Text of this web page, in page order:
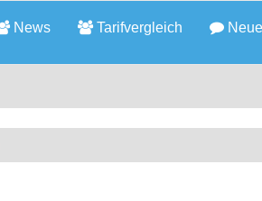
News Tarifvergleich